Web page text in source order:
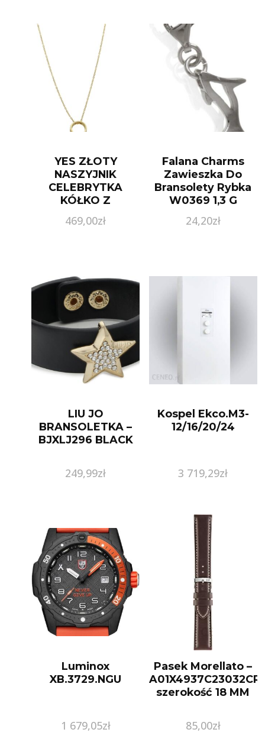
YES ZŁOTY
NASZYJNIK
CELEBRYTKA
KÓŁKO Z
CYRKONIĄ
469,00zł
Falana Charms
Zawieszka Do
Bransolety Rybka
W0369 1,3 G
24,20zł
LIU JO
BRANSOLETKA –
BJXLJ296 BLACK
249,99zł
Kospel Ekco.M3-
12/16/20/24
3 719,29zł
Luminox
XB.3729.NGU
1 679,05zł
Pasek Morellato –
szerokość 18 MM
85,00zł